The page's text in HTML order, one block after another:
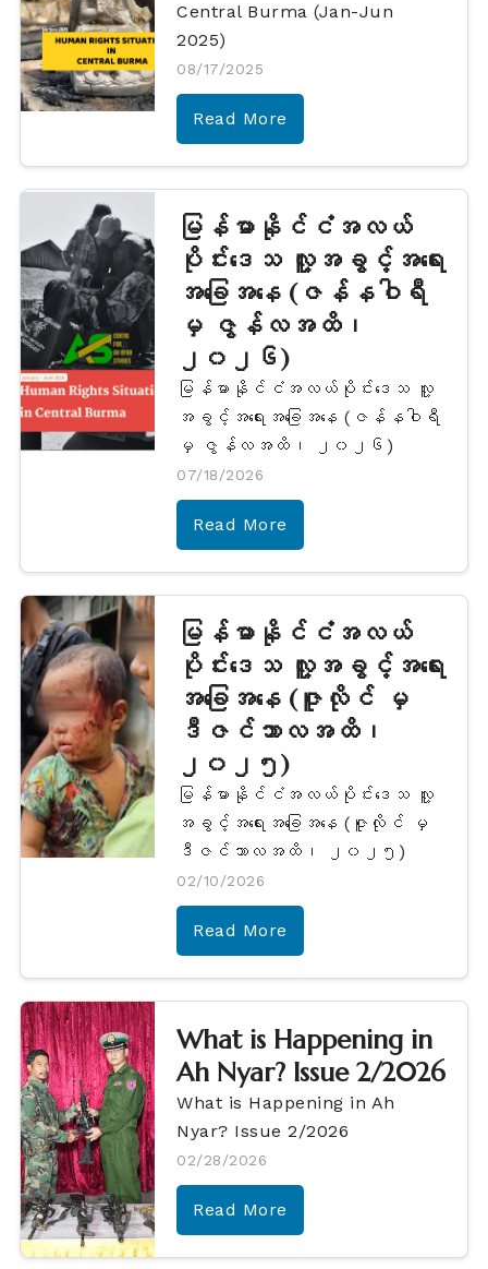
Central Burma (Jan-Jun
2025)
08/17/2025
Read More
မြန်မာနိုင်ငံအလယ်
ပိုင်းဒေသ လူ့အခွင့်အရေး
အခြေအနေ (ဇန်နဝါရီ
မှ ဇွန်လအထိ၊
၂၀၂၆)
မြန်မာနိုင်ငံအလယ်ပိုင်းဒေသ လူ့
အခွင့်အရေးအခြေအနေ (ဇန်နဝါရီ
မှ ဇွန်လအထိ၊ ၂၀၂၆)
07/18/2026
Read More
မြန်မာနိုင်ငံအလယ်
ပိုင်းဒေသ လူ့အခွင့်အရေး
အခြေအနေ (ဇူလိုင် မှ
ဒီဇင်ဘာလအထိ၊
၂၀၂၅)
မြန်မာနိုင်ငံအလယ်ပိုင်းဒေသ လူ့
အခွင့်အရေးအခြေအနေ (ဇူလိုင် မှ
ဒီဇင်ဘာလအထိ၊ ၂၀၂၅)
02/10/2026
Read More
What is Happening in
Ah Nyar? Issue 2/2026
What is Happening in Ah
Nyar? Issue 2/2026
02/28/2026
Read More